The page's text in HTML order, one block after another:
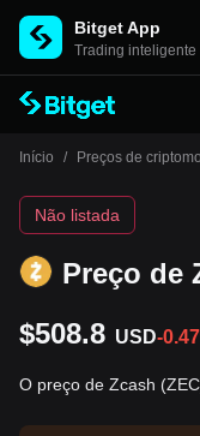
Bitget App
Trading inteligente
Início / Preços de
Preço de
Não listada
$508.8 USD-
O preço de Zcash